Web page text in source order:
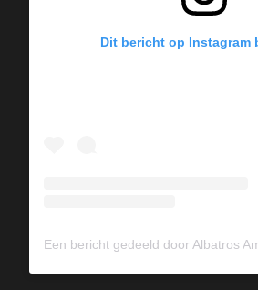
Dit bericht op Instagram